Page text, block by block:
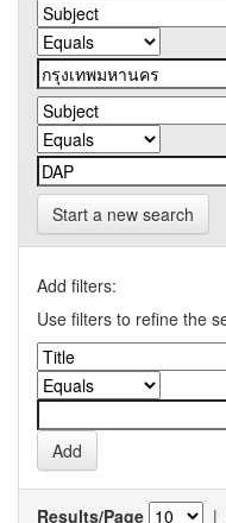
Start a new search
Add filters:
Use filters to refine the
Results/Page |